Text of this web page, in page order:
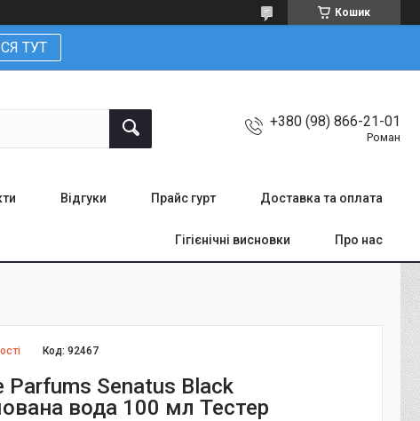
Кошик
ТУТ
+380 (98) 866-21-01
Роман
Відгуки Прайс гурт Доставка та оплата
Гігієнічні висновки Про нас
Код:92467
Parfums Senatus Black
вода 100 мл Тестер